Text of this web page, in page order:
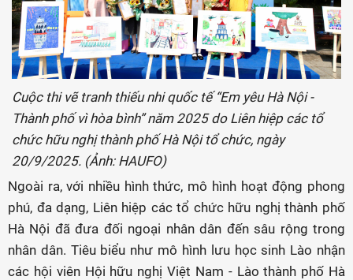
Cuộc thi vẽ tranh thiếu nhi quốc tế “Em yêu Hà Nội -
Thành phố vì hòa bình” năm 2025 do Liên hiệp các tổ
chức hữu nghị thành phố Hà Nội tổ chức, ngày
20/9/2025. (Ảnh: HAUFO)
Ngoài ra, với nhiều hình thức, mô hình hoạt động phong
phú, đa dạng, Liên hiệp các tổ chức hữu nghị thành phố
Hà Nội đã đưa đối ngoại nhân dân đến sâu rộng trong
nhân dân. Tiêu biểu như mô hình lưu học sinh Lào nhận
các hội viên Hội hữu nghị Việt Nam - Lào thành phố Hà